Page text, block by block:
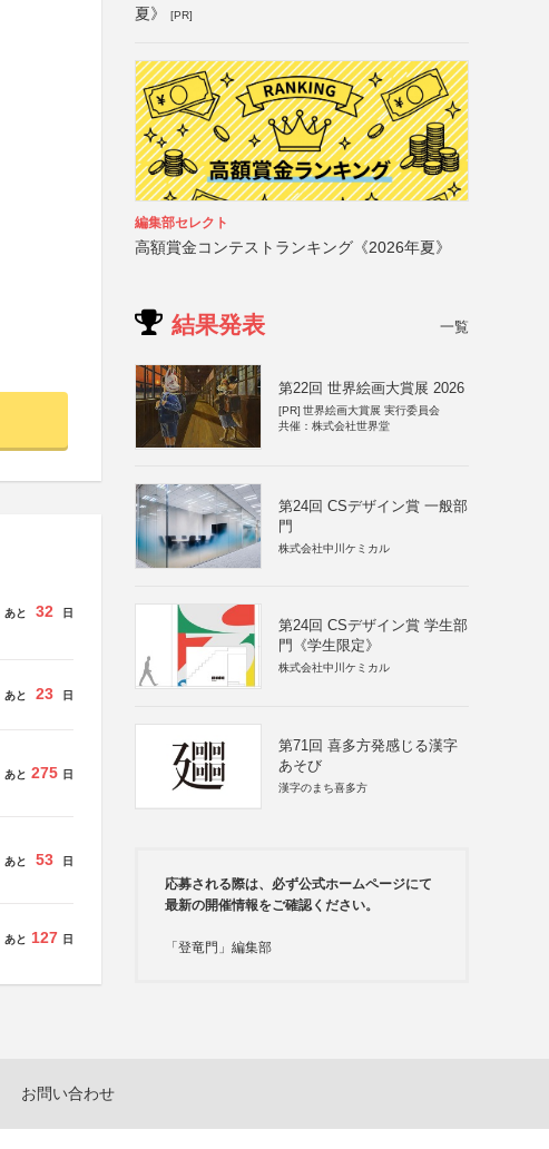
あと 32 日
あと 23 日
あと 275 日
あと 53 日
あと 127 日
夏》
[PR]
編集部セレクト
高額賞金コンテストランキング《2026年夏》
結果発表 一覧
第22回 世界絵画大賞展 2026
[PR] 世界絵画大賞展 実行委員会
共催：株式会社世界堂
第24回 CSデザイン賞 一般部
門
株式会社中川ケミカル
第24回 CSデザイン賞 学生部
門《学生限定》
株式会社中川ケミカル
第71回 喜多方発感じる漢字
あそび
漢字のまち喜多方
応募される際は、必ず公式ホームページにて
最新の開催情報をご確認ください。
「登竜門」編集部
お問い合わせ